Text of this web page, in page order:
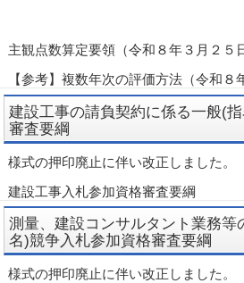
主観点数算定要領（令和８年３月２５
【参考】複数年次の評価方法（令和８
建設工事の請負契約に係る一般(
審査要綱
様式の押印廃止に伴い改正しました。
建設工事入札参加資格審査要綱
測量、建設コンサルタント業務等
名)競争入札参加資格審査要綱
様式の押印廃止に伴い改正しました。